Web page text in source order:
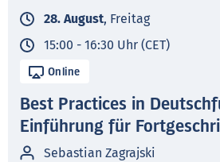
28. August, Freitag
15:00 - 16:30 Uhr (CET)
Online
Best Practices in
Einführung für
Sebastian Zagrajski